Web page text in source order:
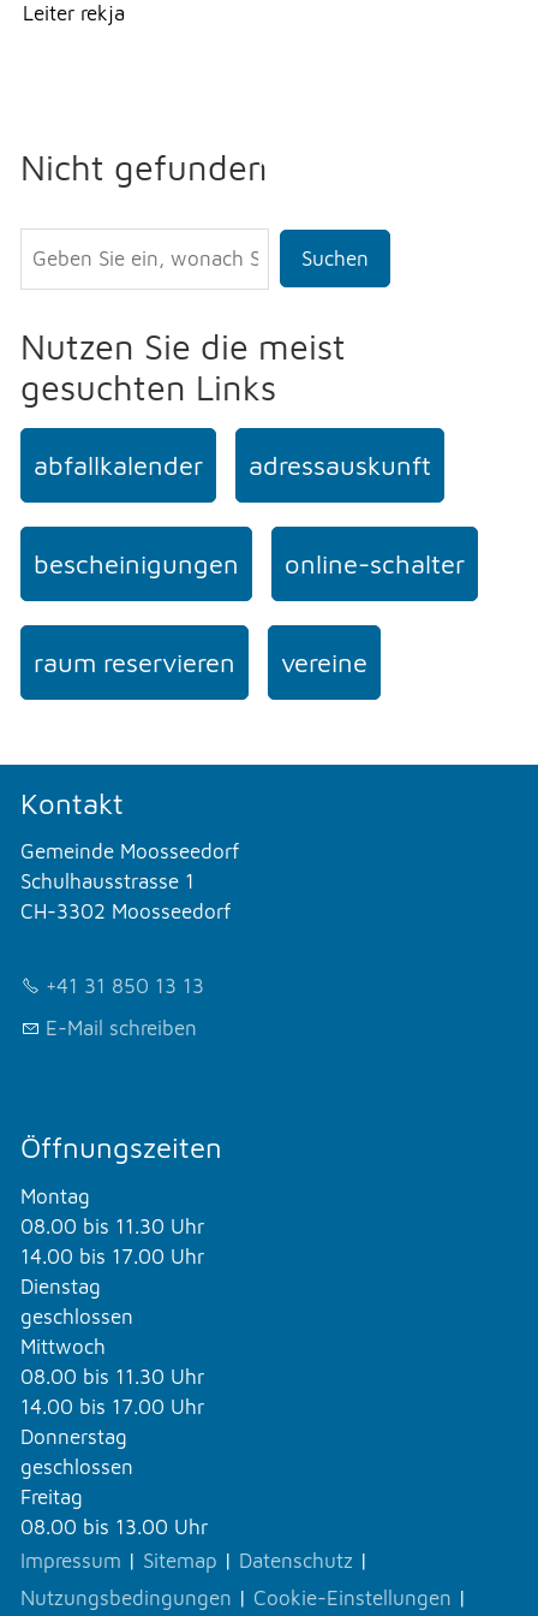
Vorlesen pausieren
KONTAKT
Leiter rekja
Nicht gefunden
Suchen
Nutzen Sie die meist
gesuchten Links
abfallkalender adressauskunft
bescheinigungen online-schalter
raum reservieren vereine
Kontakt
Gemeinde Moosseedorf
Schulhausstrasse 1
CH-3302 Moosseedorf
+41 31 850 13 13
E-Mail schreiben
Öffnungszeiten
Montag
08.00 bis 11.30 Uhr
14.00 bis 17.00 Uhr
Dienstag
geschlossen
Mittwoch
08.00 bis 11.30 Uhr
14.00 bis 17.00 Uhr
Donnerstag
geschlossen
Freitag
08.00 bis 13.00 Uhr
Impressum | Sitemap | Datenschutz |
Nutzungsbedingungen | Cookie-Einstellungen |